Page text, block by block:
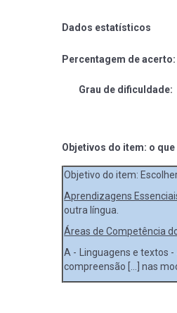
Dados estatísticos
Percentagem de acerto:
Grau de dificuldade:
Objetivos do item: o que
Objetivo do item:
Aprendizagens
outra língua.
Áreas de Competência
A - Linguagens e textos
compreensão […] nas